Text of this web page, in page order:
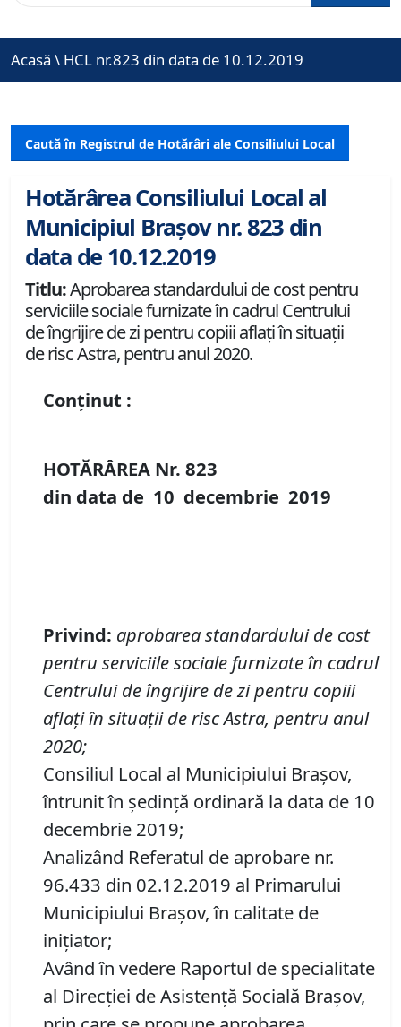
Acasă \ HCL nr.823 din data de 10.12.2019
Caută în Registrul de Hotărâri ale Consiliului Local
Hotărârea Consiliului Local al
Municipiul Brașov nr. 823 din
data de 10.12.2019
Titlu:Aprobarea standardului de cost pentru
serviciile sociale furnizate în cadrul Centrului
de îngrijire de zi pentru copiii aflaţi în situaţii
de risc Astra, pentru anul 2020.
Conținut :
HOTĂRÂREA Nr. 823
din data de 10 decembrie 2019
Privind: aprobarea standardului de cost
pentru serviciile sociale furnizate în cadrul
Centrului de îngrijire de zi pentru copiii
aflaţi în situaţii de risc Astra, pentru anul
2020;
Consiliul Local al Municipiului Brașov,
întrunit în ședință ordinară la data de 10
decembrie 2019;
Analizând Referatul de aprobare nr.
96.433 din 02.12.2019 al Primarului
Municipiului Brașov, în calitate de
inițiator;
Având în vedere Raportul de specialitate
al Direcţiei de Asistență Socială Braşov,